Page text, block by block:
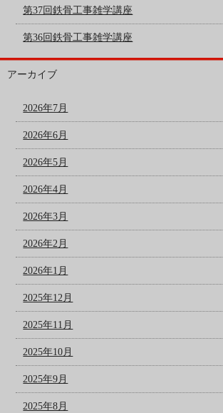
第37回鉄骨工事雑学講座
第36回鉄骨工事雑学講座
アーカイブ
2026年7月
2026年6月
2026年5月
2026年4月
2026年3月
2026年2月
2026年1月
2025年12月
2025年11月
2025年10月
2025年9月
2025年8月